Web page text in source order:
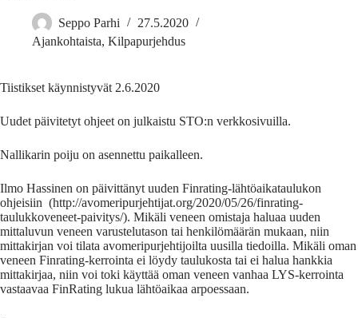
Seppo Parhi
27.5.2020
Ajankohtaista, Kilpapurjehdus
Tiistikset käynnistyvät 2.6.2020
Uudet päivitetyt ohjeet on julkaistu STO:n verkkosivuilla.
Nallikarin poiju on asennettu paikalleen.
Ilmo Hassinen on päivittänyt uuden Finrating-lähtöaikataulukon
ohjeisiin (http://avomeripurjehtijat.org/2020/05/26/finrating-
taulukkoveneet-paivitys/). Mikäli veneen omistaja haluaa uuden
mittaluvun veneen varustelutason tai henkilömäärän mukaan, niin
mittakirjan voi tilata avomeripurjehtijoilta uusilla tiedoilla. Mikäli oman
veneen Finrating-kerrointa ei löydy taulukosta tai ei halua hankkia
mittakirjaa, niin voi toki käyttää oman veneen vanhaa LYS-kerrointa
vastaavaa FinRating lukua lähtöaikaa arpoessaan.